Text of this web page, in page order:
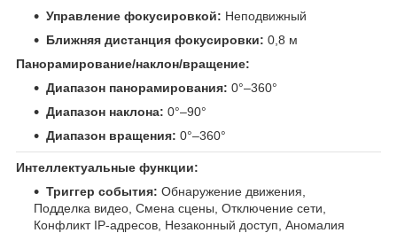
Управление фокусировкой: Неподвижный
Ближняя дистанция фокусировки: 0,8 м
Панорамирование/наклон/вращение:
Диапазон панорамирования: 0°–360°
Диапазон наклона: 0°–90°
Диапазон вращения: 0°–360°
Интеллектуальные функции:
Триггер события: Обнаружение движения,
Подделка видео, Смена сцены, Отключение сети,
Конфликт IP-адресов, Незаконный доступ, Аномалия